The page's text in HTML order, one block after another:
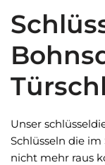
Unser
Schlüsseln die
nicht mehr raus